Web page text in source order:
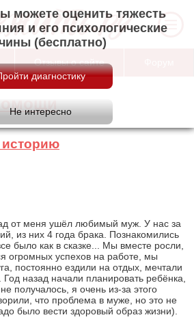
можете оценить тяжесть
и его психологические
(бесплатно)
Отзывы о сайте
от меня ушёл любимый муж. У нас за
из них 4 года брака. Познакомились
было как в сказке... Мы вместе росли,
огромных успехов на работе, мы
постоянно ездили на отдых, мечтали
назад начали планировать ребёнка,
получалось, я очень из-за этого
что проблема в муже, но это не
было вести здоровый образ жизни).